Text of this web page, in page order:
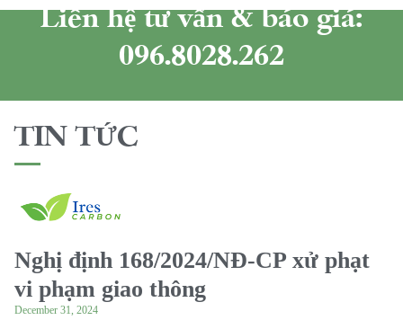
Liên hệ tư vấn & báo giá:
096.8028.262
TIN TỨC
Nghị định 168/2024/NĐ-CP xử phạt
vi phạm giao thông
December 31, 2024